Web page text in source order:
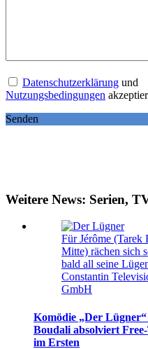
Datenschutzerklärung und
Nutzungsbedingungen
Senden
Weitere News: Serien,
Für Jérôme (Tarek
Mitte) rächen sich
bald all seine
Constantin
GmbH
Komödie „Der
Boudali absolviert
im Ersten